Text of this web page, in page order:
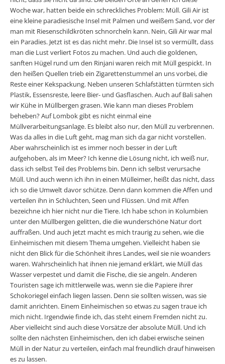
Woche war, hatten beide ein schreckliches Problem: Müll. Gili Air ist
eine kleine paradiesische Insel mit Palmen und weißem Sand, vor der
man mit Riesenschildkröten schnorcheln kann. Nein, Gili Air war mal
ein Paradies. Jetzt ist es das nicht mehr. Die Insel ist so vermüllt, dass
man die Lust verliert Fotos zu machen. Und auch die goldenen,
sanften Hügel rund um den Rinjani waren reich mit Müll gespickt. In
den heißen Quellen trieb ein Zigarettenstummel an uns vorbei, die
Reste einer Kekspackung. Neben unseren Schlafstätten türmten sich
Plastik, Essensreste, leere Bier- und Gasflaschen. Auch auf Bali sahen
wir Kühe in Müllbergen grasen. Wie kann man dieses Problem
beheben? Auf Lombok gibt es nicht einmal eine
Müllverarbeitungsanlage. Es bleibt also nur, den Müll zu verbrennen.
Was da alles in die Luft geht, mag man sich da gar nicht vorstellen.
Aber wahrscheinlich ist es immer noch besser in der Luft
aufgehoben, als im Meer? Ich kenne die Lösung nicht, ich weiß nur,
dass ich selbst Teil des Problems bin. Denn ich selbst verursache
Müll. Und auch wenn ich ihn in einen Mülleimer, heißt das nicht, dass
ich so die Umwelt davor schütze. Denn dann kommen die Affen und
verteilen ihn in Schluchten, Seen und Flüssen. Und mit Affen
bezeichne ich hier nicht nur die Tiere. Ich habe schon in Kolumbien
unter den Müllbergen gelitten, die die wunderschöne Natur dort
auffraßen. Und auch jetzt macht es mich traurig zu sehen, wie die
Einheimischen mit diesem Thema umgehen. Vielleicht haben sie
nicht den Blick für die Schönheit ihres Landes, weil sie nie woanders
waren. Wahrscheinlich hat ihnen nie jemand erklärt, wie Müll das
Wasser verpestet und damit die Fische, die sie angeln. Anderen
Touristen sage ich mittlerweile was, wenn sie die Papiere ihrer
Schokoriegel einfach liegen lassen. Denn sie sollten wissen, was sie
damit anrichten. Einem Einheimischen so etwas zu sagen traue ich
mich nicht. Irgendwie finde ich, das steht einem Fremden nicht zu.
Aber vielleicht sind auch diese Vorsätze der absolute Müll. Und ich
sollte den nächsten Einheimischen, den ich dabei erwische seinen
Müll in der Natur zu verteilen, einfach mal freundlich drauf hinweisen
es zu lassen.